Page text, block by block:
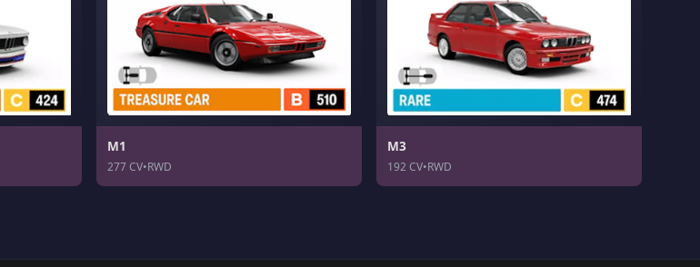
M1
277 CV•RWD
M3
192 CV•RWD